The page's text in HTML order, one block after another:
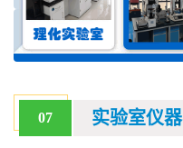
07 实验室仪器